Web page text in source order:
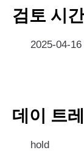
검토 시간
2025-04-
데이 트
hold